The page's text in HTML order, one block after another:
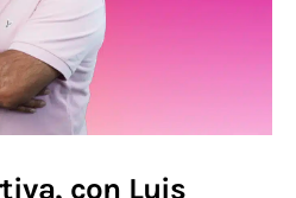
/ En Vivo
con Luis